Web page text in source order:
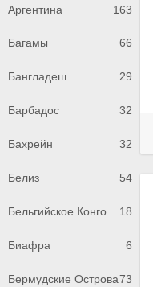
Аргентина 163
Багамы 66
Бангладеш 29
Барбадос 32
Бахрейн 32
Белиз 54
Бельгийское Конго 18
Биафра 6
Бермудские Острова73